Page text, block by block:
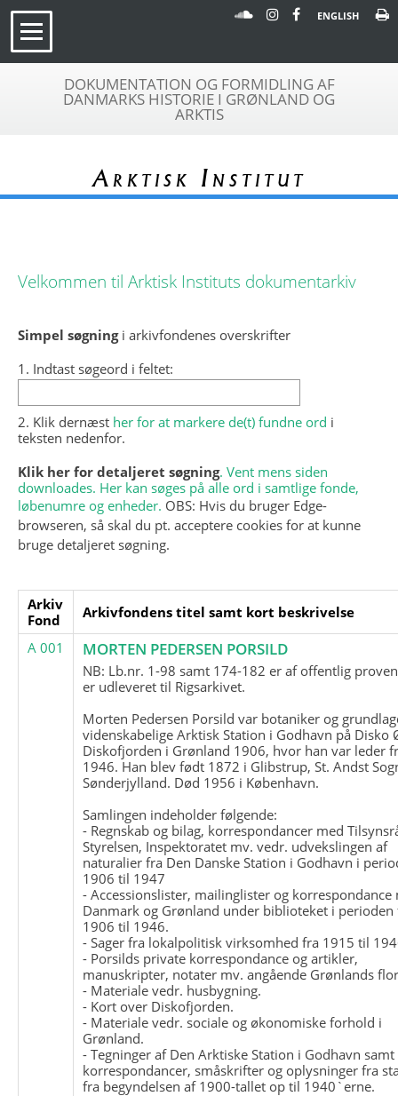
ENGLISH
DOKUMENTATION OG FORMIDLING AF
DANMARKS HISTORIE I GRØNLAND OG
ARKTIS
Arktisk Institut
Velkommen til Arktisk Instituts dokumentarkiv
Simpel søgningi arkivfondenes overskrifter
1. Indtast søgeord i feltet:
2. Klik dernæst her for at markere de(t) fundne ord i
teksten nedenfor.
Klik her for detaljeret søgning. Vent mens siden
downloades. Her kan søges på alle ord i samtlige fonde,
løbenumre og enheder. OBS: Hvis du bruger Edge-
browseren, så skal du pt. acceptere cookies for at kunne
bruge detaljeret søgning.
Arkiv
Fond
Arkivfondens titel samt kort beskrivelse
A 001
MORTEN PEDERSEN PORSILD
NB: Lb.nr. 1-98 samt 174-182 er af offentlig
er udleveret til Rigsarkivet.
Morten Pedersen Porsild var botaniker og
videnskabelige Arktisk Station i Godhavn på Disko
Diskofjorden i Grønland 1906, hvor han var leder
1946. Han blev født 1872 i Glibstrup, St. Andst
Sønderjylland. Død 1956 i København.
Samlingen indeholder følgende:
- Regnskab og bilag, korrespondancer med
Styrelsen, Inspektoratet mv. vedr. udvekslingen af
naturalier fra Den Danske Station i Godhavn i
1906 til 1947
- Accessionslister, mailinglister og korrespondance
Danmark og Grønland under biblioteket i perioden
1906 til 1946.
- Sager fra lokalpolitisk virksomhed fra 1915 til
- Porsilds private korrespondance og artikler,
manuskripter, notater mv. angående Grønlands
- Materiale vedr. husbygning.
- Kort over Diskofjorden.
- Materiale vedr. sociale og økonomiske forhold i
Grønland.
- Tegninger af Den Arktiske Station i Godhavn
korrespondancer, småskrifter og oplysninger fra
fra begyndelsen af 1900-tallet op til 1940`erne.